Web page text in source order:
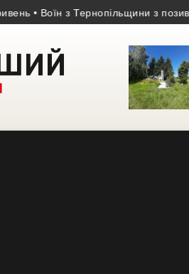
• Воїн з Тернопільщини з позивним